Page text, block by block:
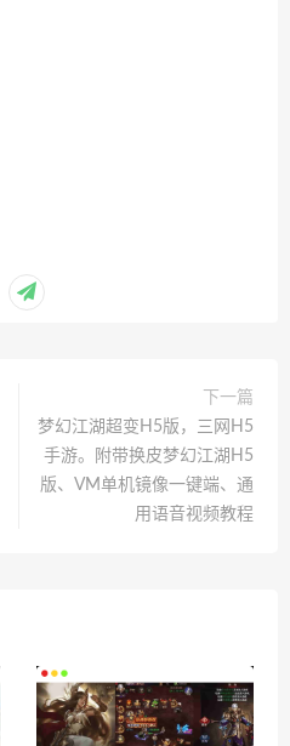
下一篇
梦幻江湖超变H5版，三网H5
手游。附带换皮梦幻江湖H5
版、VM单机镜像一键端、通
用语音视频教程